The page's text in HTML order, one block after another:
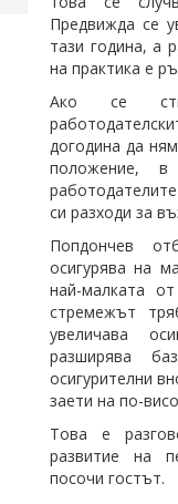
Предвижда се
тази година, а
на практика е
Ако се
догодина да
положение,
си разходи за
Попдончев
осигурява на
най-малката
стремежът
увеличава
разширява
осигурителни
заети на по-
Това е
развитие на
посочи гостът.